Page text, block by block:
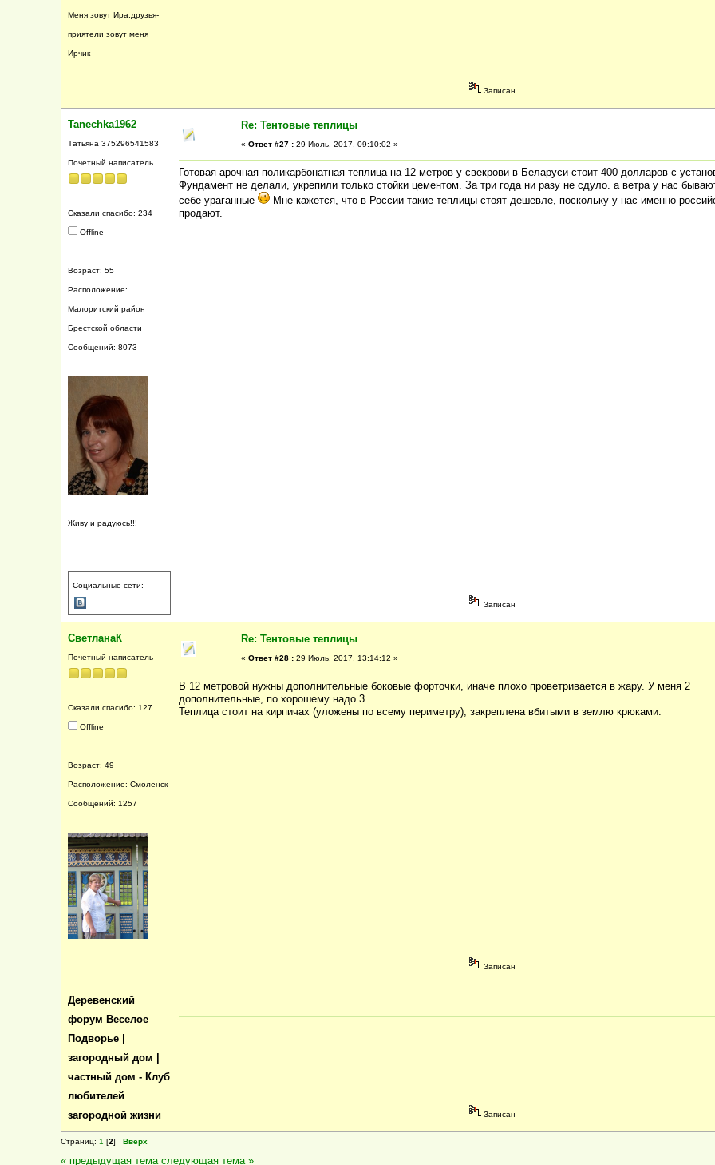
Меня зовут Ира,друзья-
приятели зовут меня
Ирчик
Записан
Tanechka1962
Татьяна 375296541583
Почетный написатель
Сказали спасибо: 234
Offline
Возраст: 55
Расположение:
Малоритский район
Брестской области
Сообщений: 8073
Живу и радуюсь!!!
Социальные сети:
Re: Тентовые теплицы
« Ответ #27 : 29 Июль, 2017, 09:10:02 »
Готовая арочная поликарбонатная теплица на 12 метров у свекрови в Беларуси стоит 400 долларов с
Фундамент не делали, укрепили только стойки цементом. За три года ни разу не сдуло. а ветра у нас
себе ураганные
Мне кажется, что в России такие теплицы стоят дешевле, поскольку у нас именно
продают.
Записан
СветланаК
Почетный написатель
Сказали спасибо: 127
Offline
Возраст: 49
Расположение: Смоленск
Сообщений: 1257
Re: Тентовые теплицы
« Ответ #28 : 29 Июль, 2017, 13:14:12 »
В 12 метровой нужны дополнительные боковые форточки, иначе плохо проветривается в жару. У меня 2
дополнительные, по хорошему надо 3.
Теплица стоит на кирпичах (уложены по всему периметру), закреплена вбитыми в землю крюками.
Записан
Деревенский
форум Веселое
Подворье |
загородный дом |
частный дом - Клуб
любителей
загородной жизни
Записан
Страниц: 1 [2] Вверх
« предыдущая тема следующая тема »